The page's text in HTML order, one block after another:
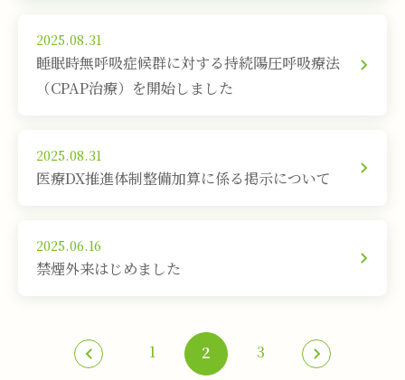
2025.08.31
睡眠時無呼吸症候群に対する持続陽圧呼吸療法
（CPAP治療）を開始しました
2025.08.31
医療DX推進体制整備加算に係る掲示について
2025.06.16
禁煙外来はじめました
1 2 3